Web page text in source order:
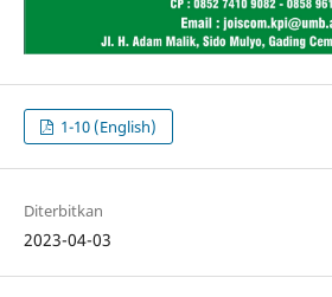
1-10 (English)
Diterbitkan
2023-04-03